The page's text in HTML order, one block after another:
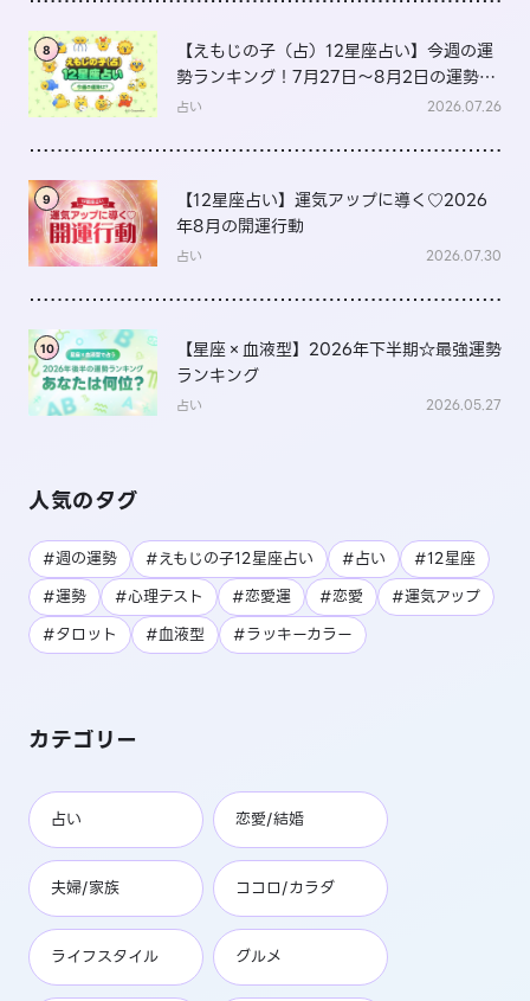
8
【えもじの子（占）12星座占い】今週の運
勢ランキング！7月27日～8月2日の運勢
は？
占い 2026.07.26
9
【12星座占い】運気アップに導く♡2026
年8月の開運行動
占い 2026.07.30
10
【星座×血液型】2026年下半期☆最強運勢
ランキング
占い 2026.05.27
人気のタグ
#週の運勢 #えもじの子12星座占い #占い
#12星座
#運勢
#心理テスト #恋愛運 #恋愛
#運気アップ
#タロット
#血液型 #ラッキーカラー
カテゴリー
占い 恋愛/結婚
夫婦/家族 ココロ/カラダ
ライフスタイル グルメ